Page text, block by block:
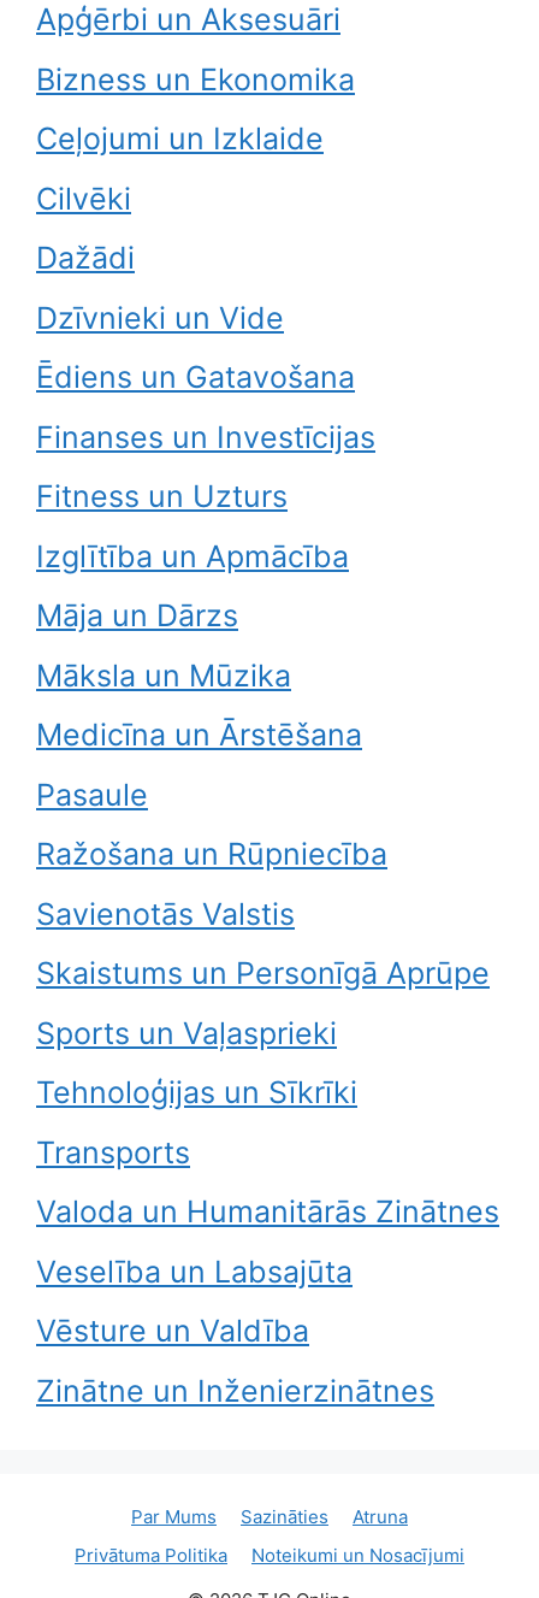
Apģērbi un Aksesuāri
Bizness un Ekonomika
Ceļojumi un Izklaide
Cilvēki
Dažādi
Dzīvnieki un Vide
Ēdiens un Gatavošana
Finanses un Investīcijas
Fitness un Uzturs
Izglītība un Apmācība
Māja un Dārzs
Māksla un Mūzika
Medicīna un Ārstēšana
Pasaule
Ražošana un Rūpniecība
Savienotās Valstis
Skaistums un Personīgā Aprūpe
Sports un Vaļasprieki
Tehnoloģijas un Sīkrīki
Transports
Valoda un Humanitārās Zinātnes
Veselība un Labsajūta
Vēsture un Valdība
Zinātne un Inženierzinātnes
Par Mums Sazināties
Atruna
Privātuma Politika
Noteikumi un Nosacījumi